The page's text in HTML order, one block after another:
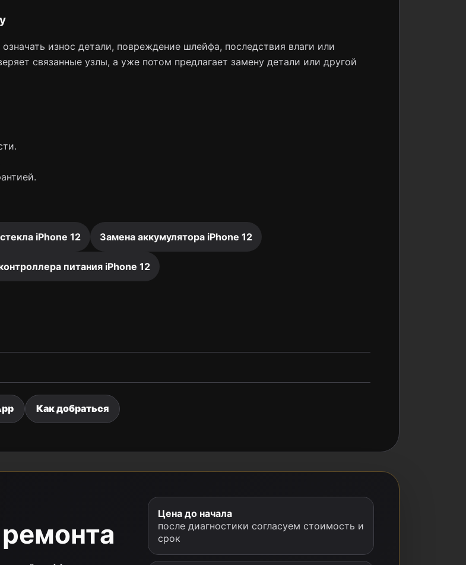
износ детали, повреждение шлейфа, последствия влаги или
связанные узлы, а уже потом предлагает замену детали или другой
iPhone 12 Замена аккумулятора iPhone 12
питания iPhone 12
Как добраться
Цена до начала
после диагностики согласуем стоимость и
срок